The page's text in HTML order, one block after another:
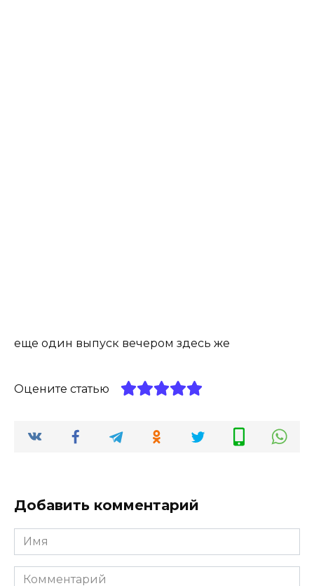
еще один выпуск вечером здесь же
Оцените статью
Добавить комментарий
Имя
*
Комментарий